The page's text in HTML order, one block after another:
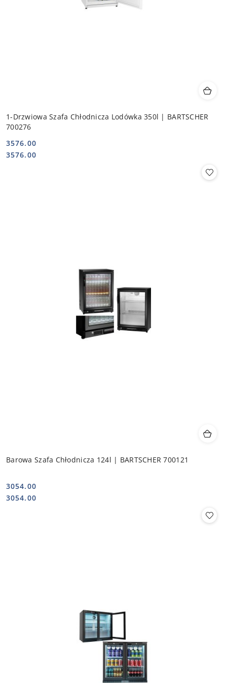
1-Drzwiowa Szafa Chłodnicza Lodówka 350l | BARTSCHER
700276
Cena:
3576.00
Cena:
3576.00
Barowa Szafa Chłodnicza 124l | BARTSCHER 700121
Cena:
3054.00
Cena:
3054.00